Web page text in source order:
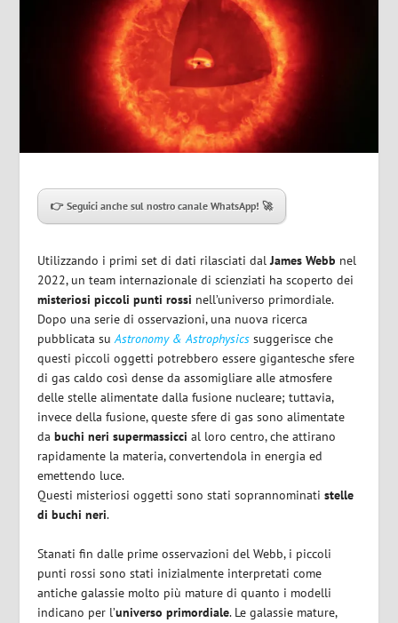
👉 Seguici anche sul nostro canale WhatsApp! 🚀
Utilizzando i primi set di dati rilasciati dalJames Webb nel
2022, un team internazionale di scienziati ha scoperto dei
misteriosi piccoli punti rossi nell’universo primordiale.
Dopo una serie di osservazioni, una nuova ricerca
pubblicata suAstronomy & Astrophysics suggerisce che
questi piccoli oggetti potrebbero essere gigantesche sfere
di gas caldo così dense da assomigliare alle atmosfere
delle stelle alimentate dalla fusione nucleare; tuttavia,
invece della fusione, queste sfere di gas sono alimentate
da buchi neri supermassicci al loro centro, che attirano
rapidamente la materia, convertendola in energia ed
emettendo luce.
Questi misteriosi oggetti sono stati soprannominatistelle
di buchi neri.
Stanati fin dalle prime osservazioni del Webb, i piccoli
punti rossi sono stati inizialmente interpretati come
antiche galassie molto più mature di quanto i modelli
indicano per l’universo primordiale. Le galassie mature,